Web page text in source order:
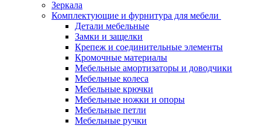
Зеркала
Комплектующие и фурнитура для мебели
Детали мебельные
Замки и защелки
Крепеж и соединительные элементы
Кромочные материалы
Мебельные амортизаторы и доводчики
Мебельные колеса
Мебельные крючки
Мебельные ножки и опоры
Мебельные петли
Мебельные ручки